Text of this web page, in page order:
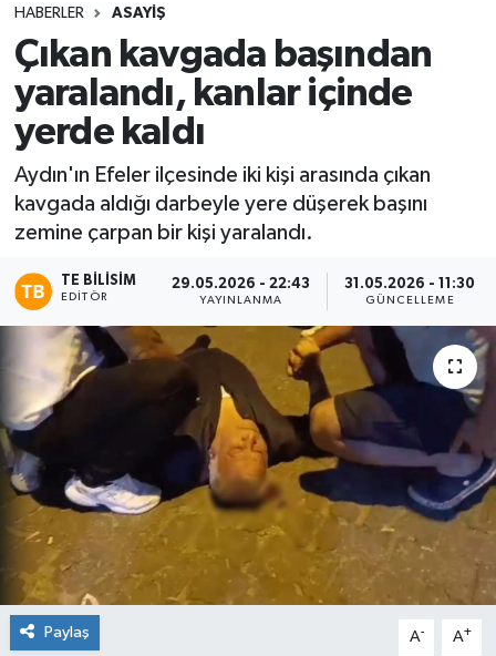
HABERLER ASAYİŞ
Çıkan kavgada başından
yaralandı, kanlar içinde
yerde kaldı
Aydın'ın Efeler ilçesinde iki kişi arasında çıkan
kavgada aldığı darbeyle yere düşerek başını
zemine çarpan bir kişi yaralandı.
TE BILISIM
EDITÖR
29.05.2026 - 22:43
YAYINLANMA
31.05.2026 - 11:30
GÜNCELLEME
Paylaş A- A+
Tüm Manşetler
Son Dakika Haberleri
Haber Arşivi